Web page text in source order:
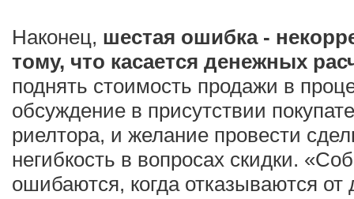
Наконец, шестая ошибка -
тому, что касается денежных
поднять стоимость продажи в
обсуждение в присутствии
риелтора, и желание провести
негибкость в вопросах скидки.
ошибаются, когда отказываются от